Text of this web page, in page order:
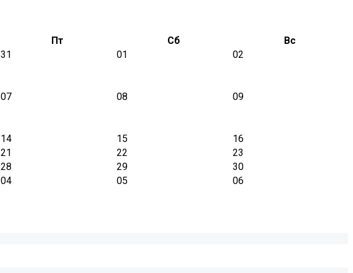
Пт Сб
Вс
31 01
02
07 08 09
14 15
16
21 22
23
28 29
30
04 05
06